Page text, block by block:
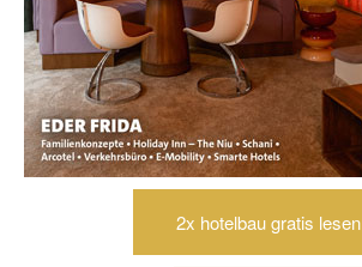
2x hotelbau gratis lesen